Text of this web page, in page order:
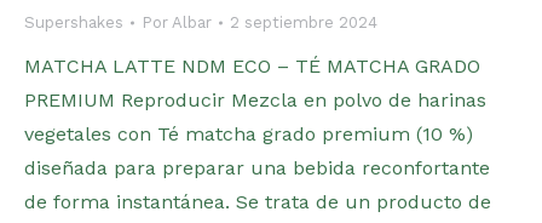
Supershakes Por Albar 2 septiembre 2024
MATCHA LATTE NDM ECO – TÉ MATCHA GRADO
PREMIUM Reproducir Mezcla en polvo de harinas
vegetales con Té matcha grado premium (10 %)
diseñada para preparar una bebida reconfortante
de forma instantánea. Se trata de un producto de